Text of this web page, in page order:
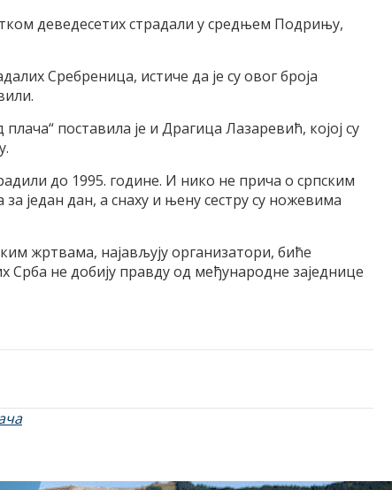
деведесетих страдали у средњем Подрињу,
Сребреница, истиче да је су овог броја
поставила је и Драгица Лазаревић, којој су
до 1995. године. И нико не прича о српским
један дан, а снаху и њену сестру су ножевима
жртвама, најављују организатори, биће
не добију правду од међународне заједнице